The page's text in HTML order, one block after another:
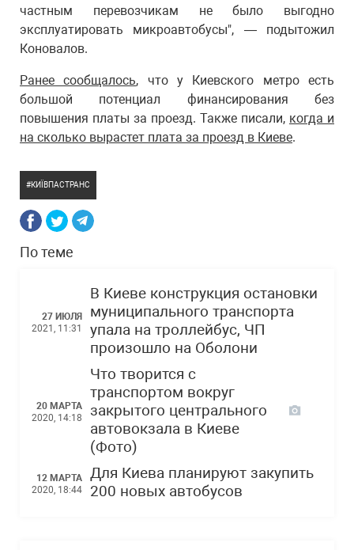
частным перевозчикам не было выгодно
эксплуатировать микроавтобусы", — подытожил
Коновалов.
Ранее сообщалось, что у Киевского метро есть
большой потенциал финансирования без
повышения платы за проезд. Также писали, когда и
на сколько вырастет плата за проезд в Киеве.
КИЇВПАСТРАНС
По теме
27 ИЮЛЯ
2021, 11:31
В Киеве конструкция остановки
муниципального транспорта
упала на троллейбус, ЧП
произошло на Оболони
20 МАРТА
2020, 14:18
Что творится с
транспортом вокруг
закрытого центрального
автовокзала в Киеве
(Фото)
12 МАРТА
2020, 18:44
Для Киева планируют закупить
200 новых автобусов